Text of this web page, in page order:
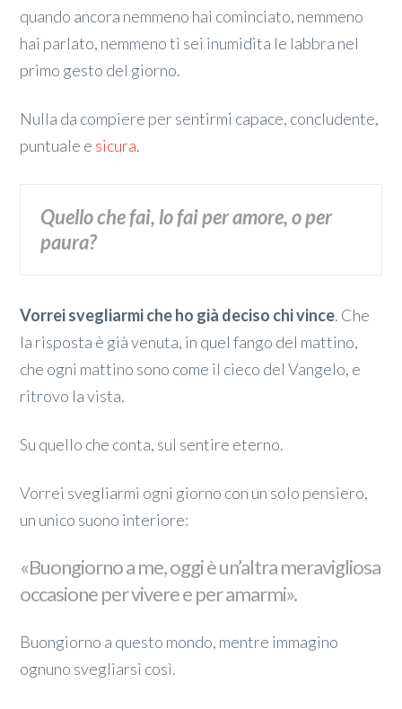
quando ancora nemmeno hai cominciato, nemmeno
hai parlato, nemmeno ti sei inumidita le labbra nel
primo gesto del giorno.
Nulla da compiere per sentirmi capace, concludente,
puntuale e sicura.
Quello che fai, lo fai per amore, o per
paura?
Vorrei svegliarmi che ho già deciso chi vince. Che
la risposta è già venuta, in quel fango del mattino,
che ogni mattino sono come il cieco del Vangelo, e
ritrovo la vista.
Su quello che conta, sul sentire eterno.
Vorrei svegliarmi ogni giorno con un solo pensiero,
un unico suono interiore:
«Buongiorno a me, oggi è un’altra meravigliosa
occasione per vivere e per amarmi».
Buongiorno a questo mondo, mentre immagino
ognuno svegliarsi così.